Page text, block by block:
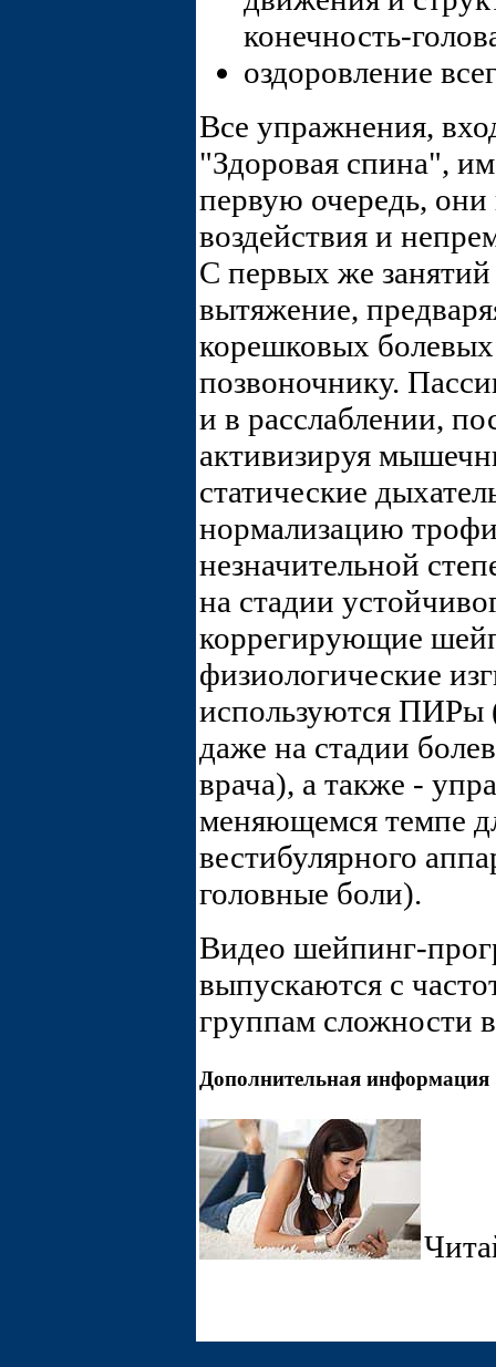
конечность-
оздоровление
Все упражнения,
"Здоровая спина",
первую очередь,
воздействия и
С первых же
вытяжение,
корешковых
позвоночнику.
и в расслаблении,
активизируя
статические
нормализацию
незначительной
на стадии
коррегирующие
физиологические
используются ПИРы
даже на стадии
врача), а также -
меняющемся темпе
вестибулярного
головные боли).
Видео шейпинг-
выпускаются с
группам сложности
Дополнительная информация